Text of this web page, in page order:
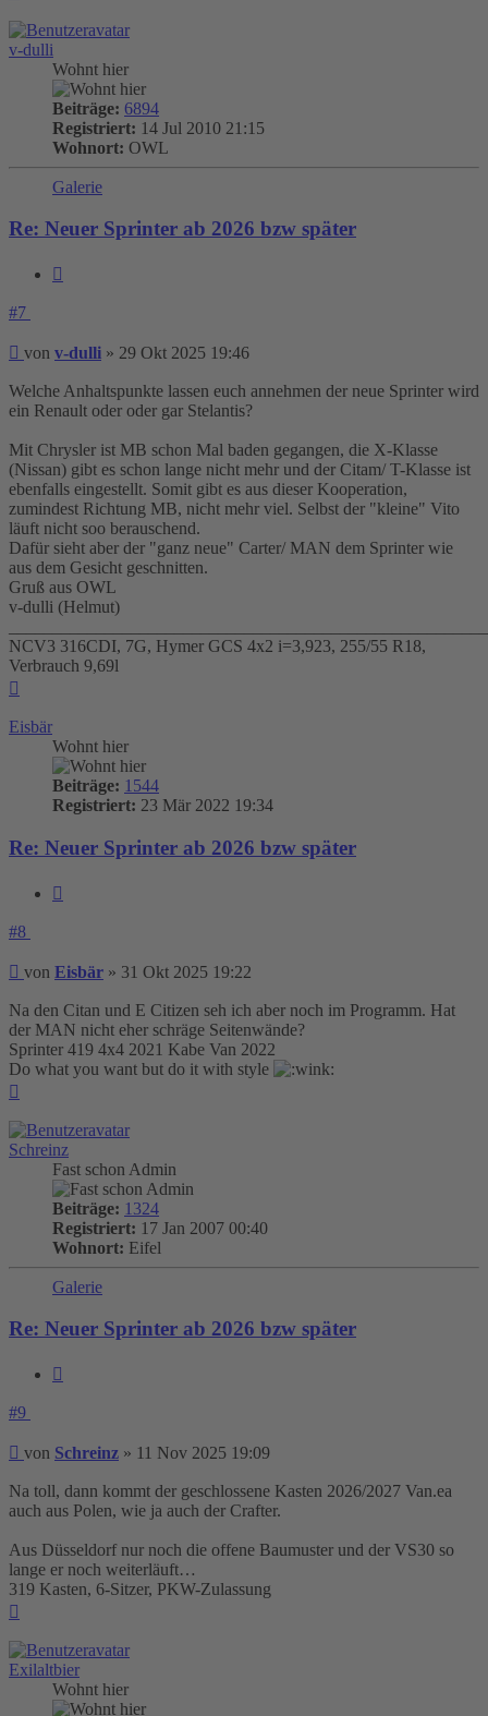
v-dulli
Wohnt hier
Beiträge: 6894
Registriert: 14 Jul 2010 21:15
Wohnort: OWL
Galerie
Re: Neuer Sprinter ab 2026 bzw später
#7
Beitrag
von v-dulli » 29 Okt 2025 19:46
Welche Anhaltspunkte lassen euch annehmen der neue Sprinter wird
ein Renault oder oder gar Stelantis?
Mit Chrysler ist MB schon Mal baden gegangen, die X-Klasse
(Nissan) gibt es schon lange nicht mehr und der Citam/ T-Klasse ist
ebenfalls eingestellt. Somit gibt es aus dieser Kooperation,
zumindest Richtung MB, nicht mehr viel. Selbst der "kleine" Vito
läuft nicht soo berauschend.
Dafür sieht aber der "ganz neue" Carter/ MAN dem Sprinter wie
aus dem Gesicht geschnitten.
Gruß aus OWL
v-dulli (Helmut)
NCV3 316CDI, 7G, Hymer GCS 4x2 i=3,923, 255/55 R18,
Verbrauch 9,69l
Eisbär
Wohnt hier
Beiträge: 1544
Registriert: 23 Mär 2022 19:34
Re: Neuer Sprinter ab 2026 bzw später
#8
Beitrag
von Eisbär » 31 Okt 2025 19:22
Na den Citan und E Citizen seh ich aber noch im Programm. Hat
der MAN nicht eher schräge Seitenwände?
Sprinter 419 4x4 2021 Kabe Van 2022
Do what you want but do it with style
Schreinz
Fast schon Admin
Beiträge: 1324
Registriert: 17 Jan 2007 00:40
Wohnort: Eifel
Galerie
Re: Neuer Sprinter ab 2026 bzw später
#9
Beitrag
von Schreinz » 11 Nov 2025 19:09
Na toll, dann kommt der geschlossene Kasten 2026/2027 Van.ea
auch aus Polen, wie ja auch der Crafter.
Aus Düsseldorf nur noch die offene Baumuster und der VS30 so
lange er noch weiterläuft…
319 Kasten, 6-Sitzer, PKW-Zulassung
Exilaltbier
Wohnt hier